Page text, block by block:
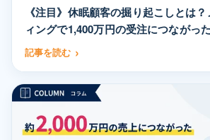
《注目》休眠顧客の掘り起こしとは
ィングで1,400万円の受注につながっ
記事を読む